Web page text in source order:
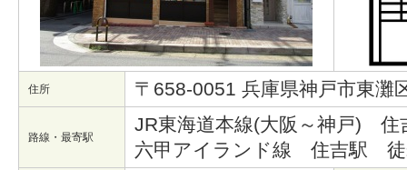
住所 〒658-0051 兵庫県神戸市東灘
路線・最寄駅
JR東海道本線(大阪～神戸)
六甲アイランド線 住吉駅